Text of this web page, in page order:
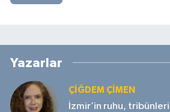
Yazarlar
ÇIĞDEM ÇIMEN
İzmir’in ruhu,